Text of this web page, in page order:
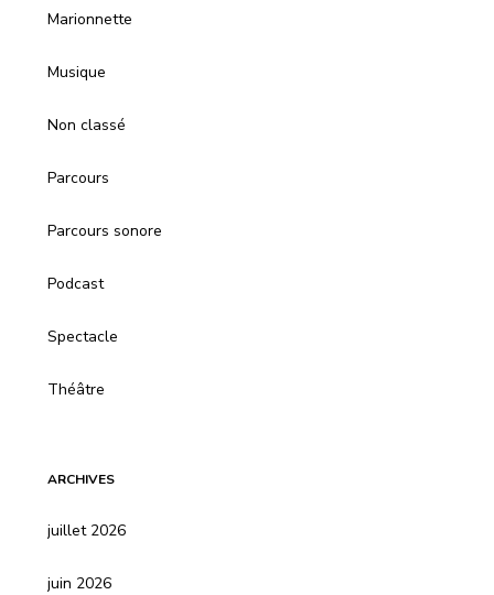
Marionnette
Musique
Non classé
Parcours
Parcours sonore
Podcast
Spectacle
Théâtre
ARCHIVES
juillet 2026
juin 2026